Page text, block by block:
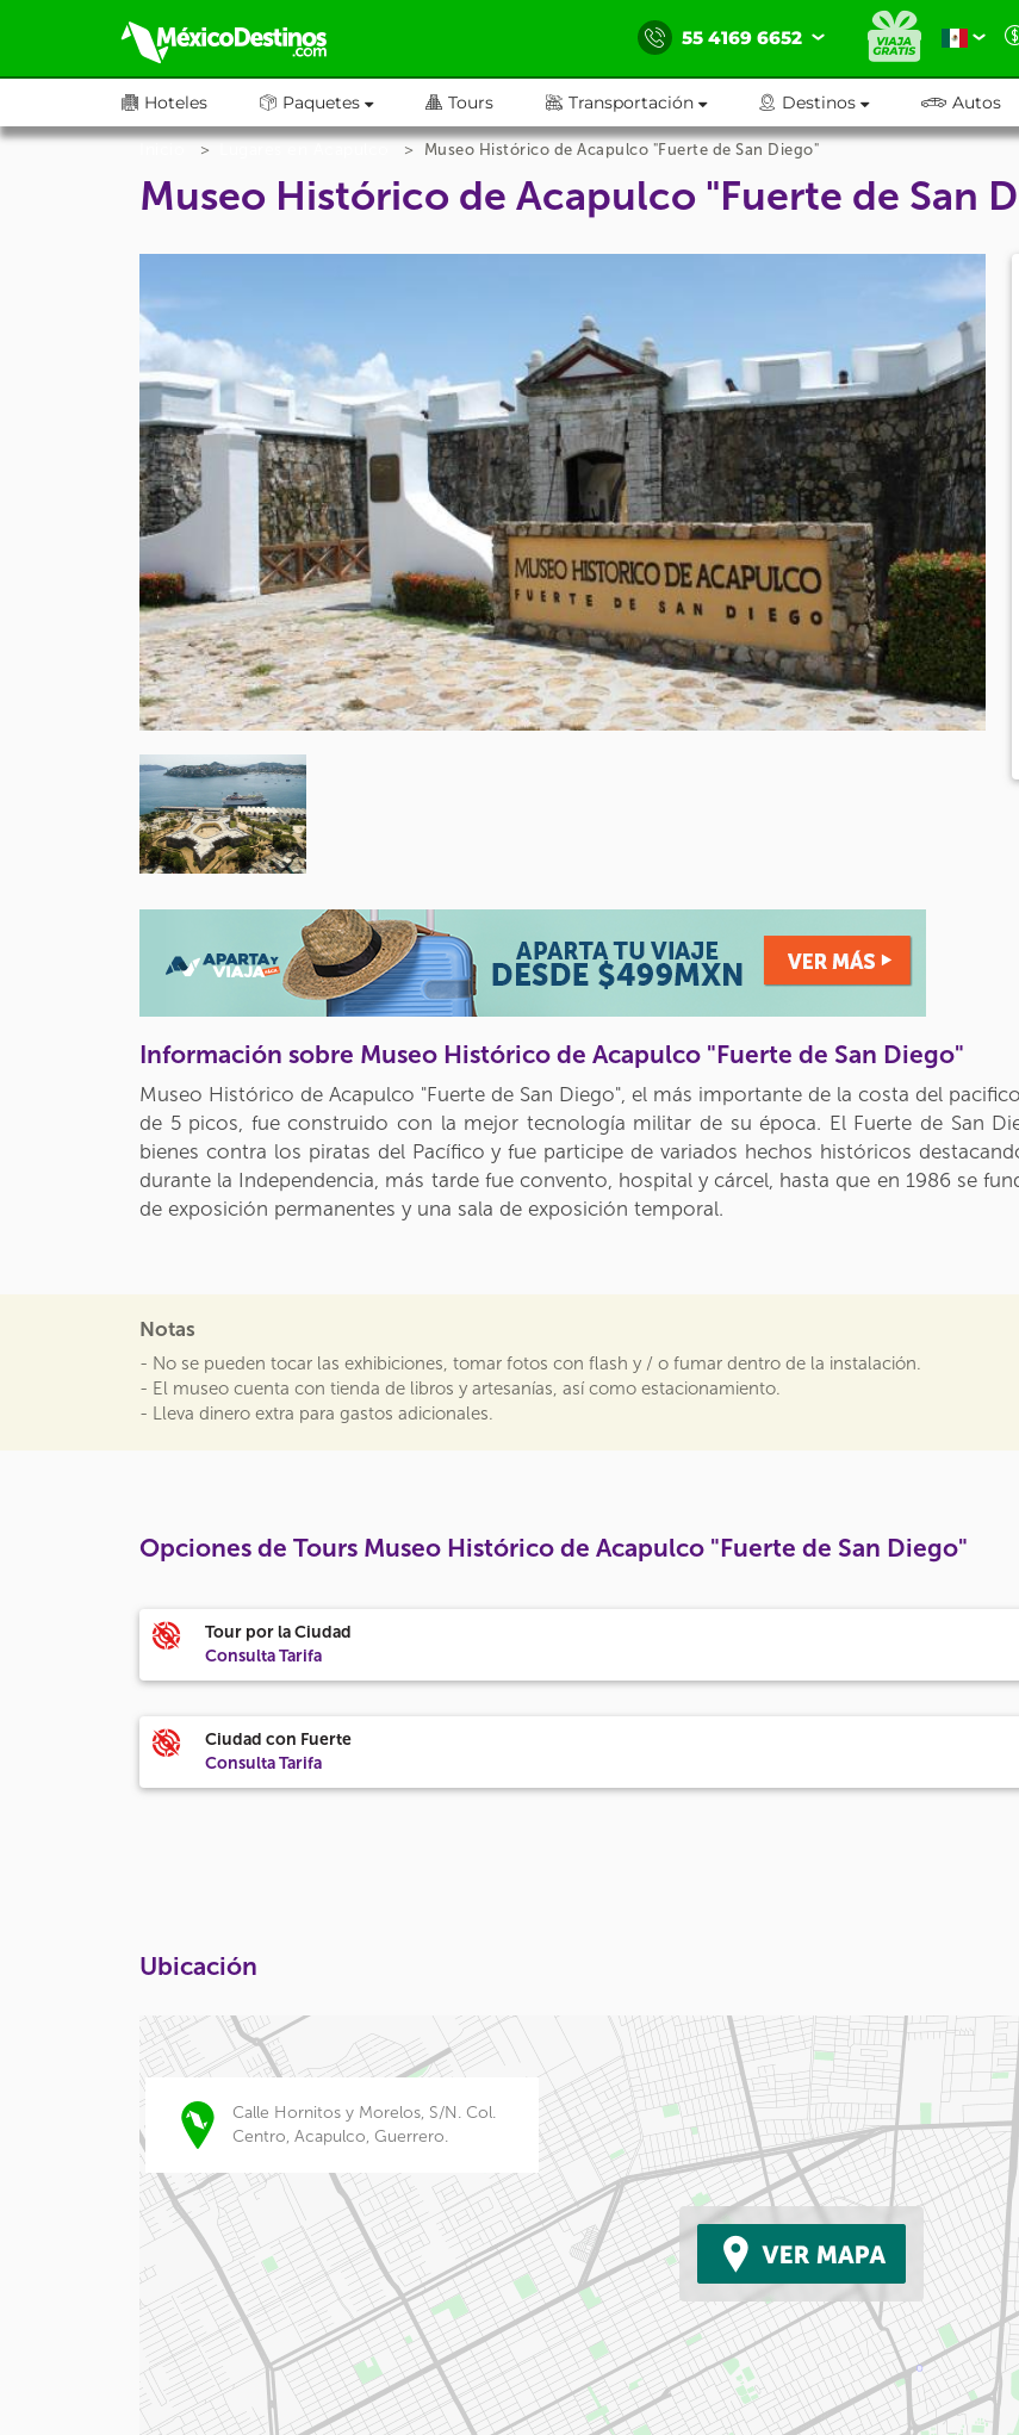
55 4169 6652
Hoteles Paquetes Tours Transportación Destinos Autos
Museo Histórico de Acapulco "Fuerte de San Diego"
Museo Histórico de Acapulco "Fuerte de San
Información sobre Museo Histórico de Acapulco "Fuerte de San Diego"
Museo Histórico de Acapulco "Fuerte de San Diego", el más importante de la costa del
de 5 picos, fue construido con la mejor tecnología militar de su época. El Fuerte de San
bienes contra los piratas del Pacífico y fue participe de variados hechos históricos
durante la Independencia, más tarde fue convento, hospital y cárcel, hasta que en 1986 se
de exposición permanentes y una sala de exposición temporal.
Notas
- No se pueden tocar las exhibiciones, tomar fotos con flash y / o fumar dentro de la instalación.
- El museo cuenta con tienda de libros y artesanías, así como estacionamiento.
- Lleva dinero extra para gastos adicionales.
Opciones de Tours Museo Histórico de Acapulco "Fuerte de San Diego"
Tour por la Ciudad
Consulta Tarifa
Ciudad con Fuerte
Consulta Tarifa
Ubicación
Calle Hornitos y Morelos, S/N. Col.
Centro, Acapulco, Guerrero.